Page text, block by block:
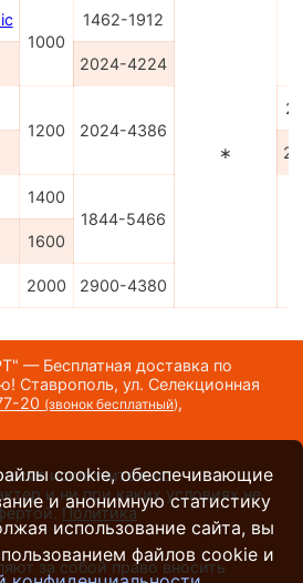
1000
1462-1912
∗
2024-4224
1200
2024-4386
1400
1844-5466
1600
2000 2900-4380
Бесплатная доставка по
Ставрополь, ул. Селекционная
20 (звонок бесплатный),
исключительно
и ни при каких условиях не
Политика
за собой право вносить
cookie, обеспечивающие
и анонимную статистику
использование сайта, вы
файлов cookie и